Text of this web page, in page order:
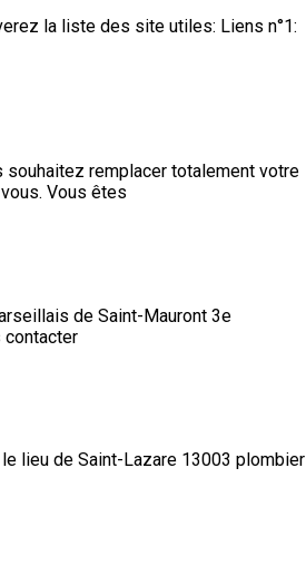
la liste des site utiles: Liens n°1:
remplacer totalement votre
Vous êtes
de Saint-Mauront 3e
contacter
lieu de Saint-Lazare 13003 plombier